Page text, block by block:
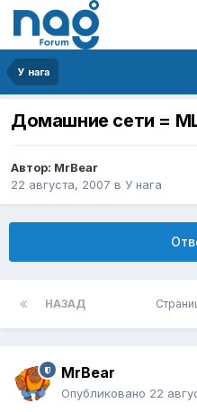
У нага
Домашние сети =
Автор: MrBear
22 августа, 2007 в У нага
НАЗАД
MrBear
Опубликовано 22